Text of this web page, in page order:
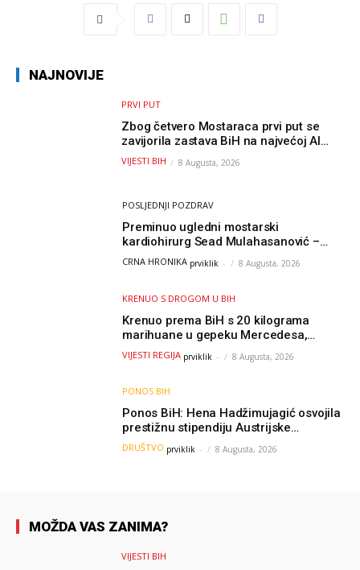
NAJNOVIJE
PRVI PUT
Zbog četvero Mostaraca prvi put se
zavijorila zastava BiH na najvećoj AI
olimpijadi, a sada je njihov mentor
postao član komiteta Međunarodne
VIJESTI BIH 8 Augusta, 2026
POSLJEDNJI POZDRAV
Preminuo ugledni mostarski
kardiohirurg Sead Mulahasanović –
kolege uputile emotivnu oproštajnu
CRNA HRONIKA prviklik - 8 Augusta, 2026
KRENUO S DROGOM U BIH
Krenuo prema BiH s 20 kilograma
marihuane u gepeku Mercedesa,
policija ga uhapsila na granici
VIJESTI REGIJA prviklik - 8 Augusta, 2026
PONOS BIH
Ponos BiH: Hena Hadžimujagić osvojila
prestižnu stipendiju Austrijske
akademije nauka, njeno istraživanje
moglo bi pomoći djeci širom svijeta
DRUŠTVO prviklik - 8 Augusta, 2026
MOŽDA VAS ZANIMA?
VIJESTI BIH